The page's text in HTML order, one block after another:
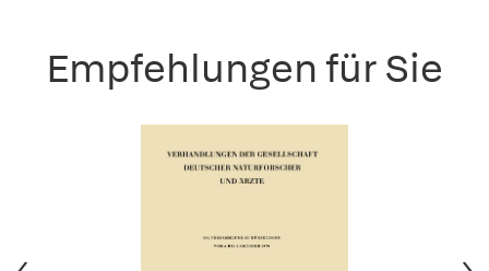
Empfehlungen für Sie